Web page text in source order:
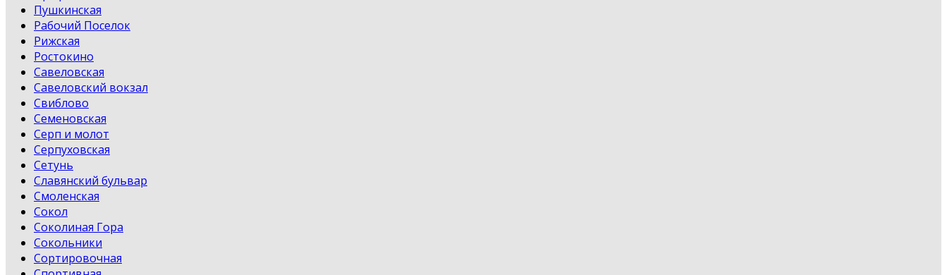
Пушкинская
Рабочий Поселок
Рижская
Ростокино
Савеловская
Савеловский вокзал
Свиблово
Семеновская
Серп и молот
Серпуховская
Сетунь
Славянский бульвар
Смоленская
Сокол
Соколиная Гора
Сокольники
Сортировочная